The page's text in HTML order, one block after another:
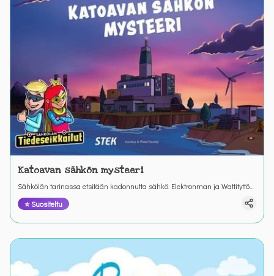
Katoavan sähkön mysteeri
Sähkölän tarinassa etsitään kadonnutta sähkö. Elektronman ja Wattityttö
ihmettelevät miksei mikään toimi mutta löytävät lopulta ratkaisun
mysteeriin.
⭐ Suositeltu